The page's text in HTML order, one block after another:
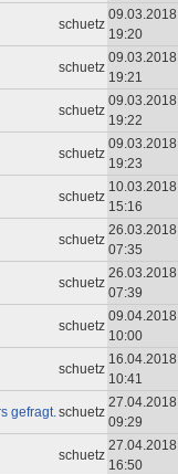
schuetz
19:20
schuetz
19:21
schuetz
19:22
schuetz
19:23
schuetz
15:16
schuetz
07:35
schuetz
07:39
schuetz
10:00
schuetz
10:41
gefragt.schuetz
09:29
schuetz
16:50